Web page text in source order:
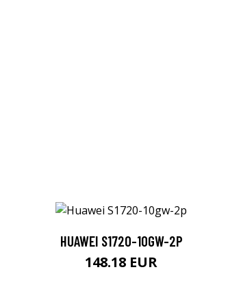
HUAWEI S1720-10GW-2P
148.18 EUR